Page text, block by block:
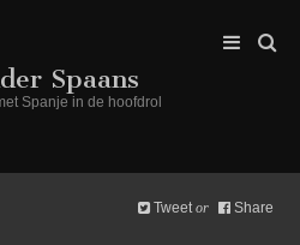
Spaans
Spanje in de hoofdrol
Tweet or Share